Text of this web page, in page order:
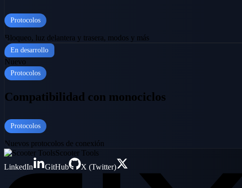
Protocolos
Bloqueo, luz delantera y trasera, modos y más
En desarrollo
Nuevo
Protocolos
Compatibilidad con monociclos
Protocolos
Nuevos protocolos de conexión
Scooter Tools
LinkedIn
GitHub X (Twitter)